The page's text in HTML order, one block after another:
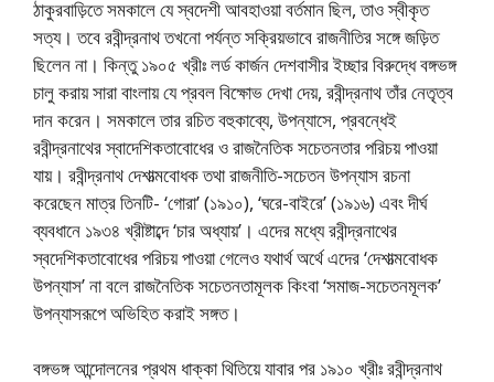
ঠাকুরবাড়িতে সমকালে যে স্বদেশী আবহাওয়া বর্তমান ছিল, তাও স্বীকৃত
সত্য। তবে রবীন্দ্রনাথ তখনাে পর্যন্ত সক্রিয়ভাবে রাজনীতির সঙ্গে জড়িত
ছিলেন না। কিন্তু ১৯০৫ খ্রীঃ লর্ড কার্জন দেশবাসীর ইচ্ছার বিরুদ্ধে বঙ্গভঙ্গ
চালু করায় সারা বাংলায় যে প্রবল বিক্ষোভ দেখা দেয়, রবীন্দ্রনাথ তাঁর নেতৃত্ব
দান করেন। সমকালে তার রচিত বহুকাব্যে, উপন্যাসে, প্রবন্ধেই
রবীন্দ্রনাথের স্বাদেশিকতাবােধের ও রাজনৈতিক সচেতনতার পরিচয় পাওয়া
যায়। রবীন্দ্রনাথ দেশাত্মবােধক তথা রাজনীতি-সচেতন উপন্যাস রচনা
করেছেন মাত্র তিনটি- ‘গােরা’ (১৯১০), ‘ঘরে-বাইরে’ (১৯১৬) এবং দীর্ঘ
ব্যবধানে ১৯৩৪ খ্রীষ্টাব্দে ‘চার অধ্যায়’। এদের মধ্যে রবীন্দ্রনাথের
স্বদেশিকতাবােধের পরিচয় পাওয়া গেলেও যথার্থ অর্থে এদের ‘দেশাত্মবােধক
উপন্যাস’ না বলে রাজনৈতিক সচেতনতামূলক কিংবা ‘সমাজ-সচেতনমূলক’
উপন্যাসরূপে অভিহিত করাই সঙ্গত।
বঙ্গভঙ্গ আন্দোলনের প্রথম ধাক্কা থিতিয়ে যাবার পর ১৯১০ খ্রীঃ রবীন্দ্রনাথ